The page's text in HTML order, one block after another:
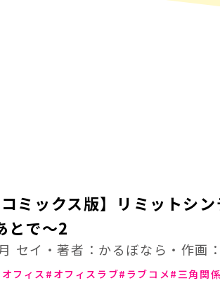
コミックス版】リミットシ
とで～2
セイ・著者：かるぼなら・作画
オフィス オフィスラブ ラブコメ 三角関係